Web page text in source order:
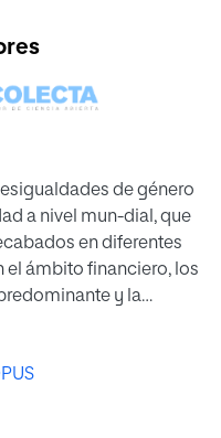
de género
a nivel mun-dial, que
en diferentes
el ámbito financiero, los
y la
mundo. Sin embargo,
un papel
con gran demanda